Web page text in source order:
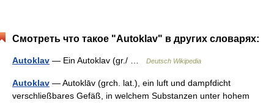
Смотреть что такое "Autoklav" в других словарях:
Autoklav — Ein Autoklav (gr./ … Deutsch Wikipedia
Autoklav — Autoklāv (grch. lat.), ein luft und dampfdicht
verschließbares Gefäß, in welchem Substanzen unter hohem